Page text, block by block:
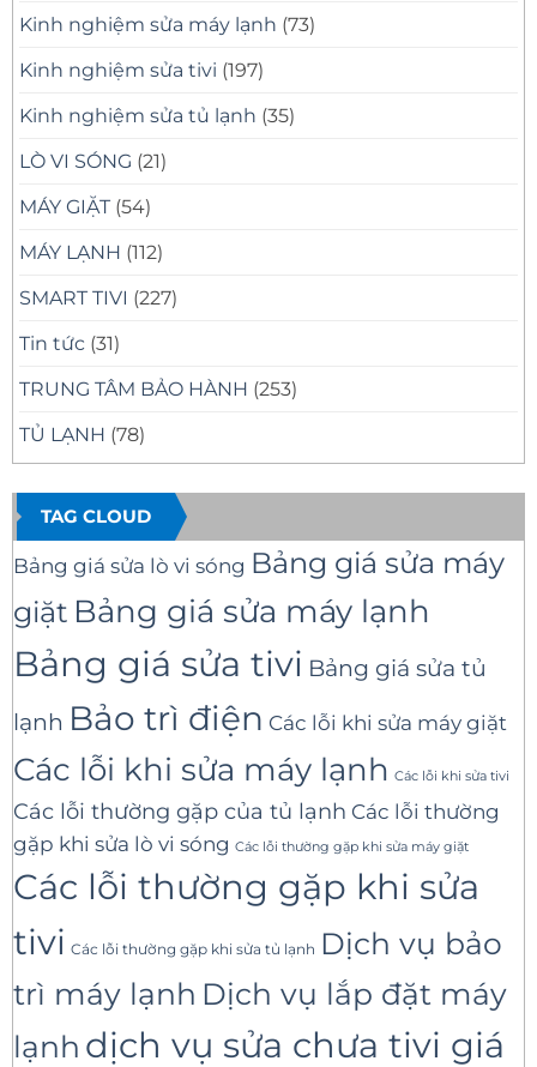
Kinh nghiệm sửa máy lạnh (73)
Kinh nghiệm sửa tivi (197)
Kinh nghiệm sửa tủ lạnh (35)
LÒ VI SÓNG (21)
MÁY GIẶT (54)
MÁY LẠNH (112)
SMART TIVI (227)
Tin tức (31)
TRUNG TÂM BẢO HÀNH (253)
TỦ LẠNH (78)
TAG CLOUD
Bảng giá sửa lò vi sóng Bảng giá sửa máy
giặt Bảng giá sửa máy lạnh
Bảng giá sửa tivi Bảng giá sửa tủ
lạnh Bảo trì điện Các lỗi khi sửa máy giặt
Các lỗi khi sửa máy lạnh Các lỗi khi sửa tivi
Các lỗi thường gặp của tủ lạnh Các lỗi thường
gặp khi sửa lò vi sóng Các lỗi thường gặp khi sửa máy giặt
Các lỗi thường gặp khi sửa
tivi Các lỗi thường gặp khi sửa tủ lạnh Dịch vụ bảo
trì máy lạnh Dịch vụ lắp đặt máy
lạnh dịch vụ sửa chưa tivi giá